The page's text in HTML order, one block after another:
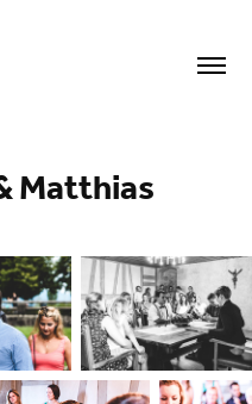
Matthias